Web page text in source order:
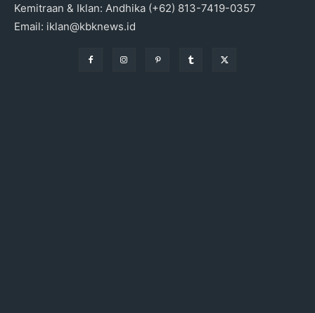
Kemitraan & Iklan: Andhika (+62) 813-7419-0357
Email: iklan@kbknews.id